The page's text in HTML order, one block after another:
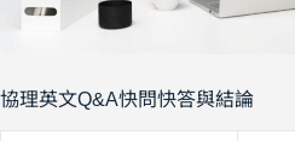
協理英文Q&A快問快答與結論